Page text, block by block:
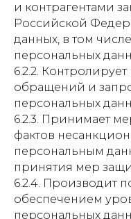
и контрагентами
Российской
данных, в том
персональных
6.2.2.
обращений и
персональных
6.2.3. Принимает
фактов
персональным
принятия мер
6.2.4. Производит
обеспечением
персональных